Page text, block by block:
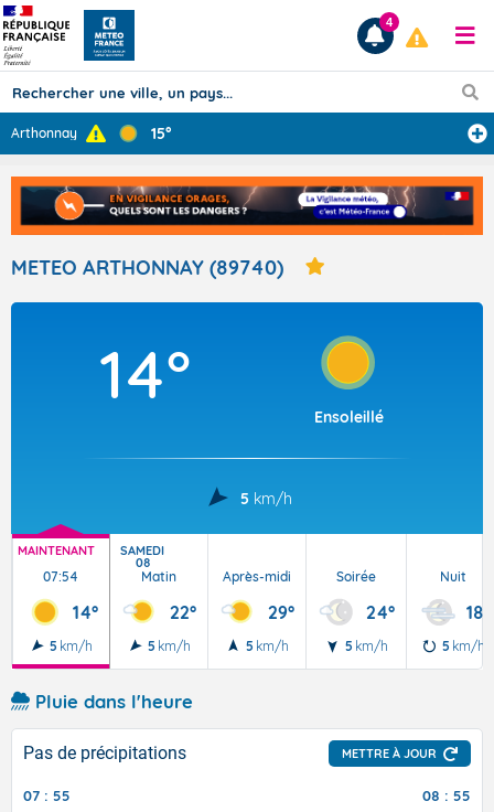
Prévisions
TOUS LES RÉSULTATS
Articles
4
Arthonnay 15°
METEO ARTHONNAY (89740)
14°
Ensoleillé
5 km/h
MAINTENANT
07:54
14°
5 km/h
SAMEDI
08
Matin
22°
5 km/h
Après-midi
29°
5 km/h
Soirée
24°
5 km/h
Nuit
18°
5 km/h
Pluie dans l'heure
Pas de précipitations METTRE À JOUR
07 : 55 08 : 55